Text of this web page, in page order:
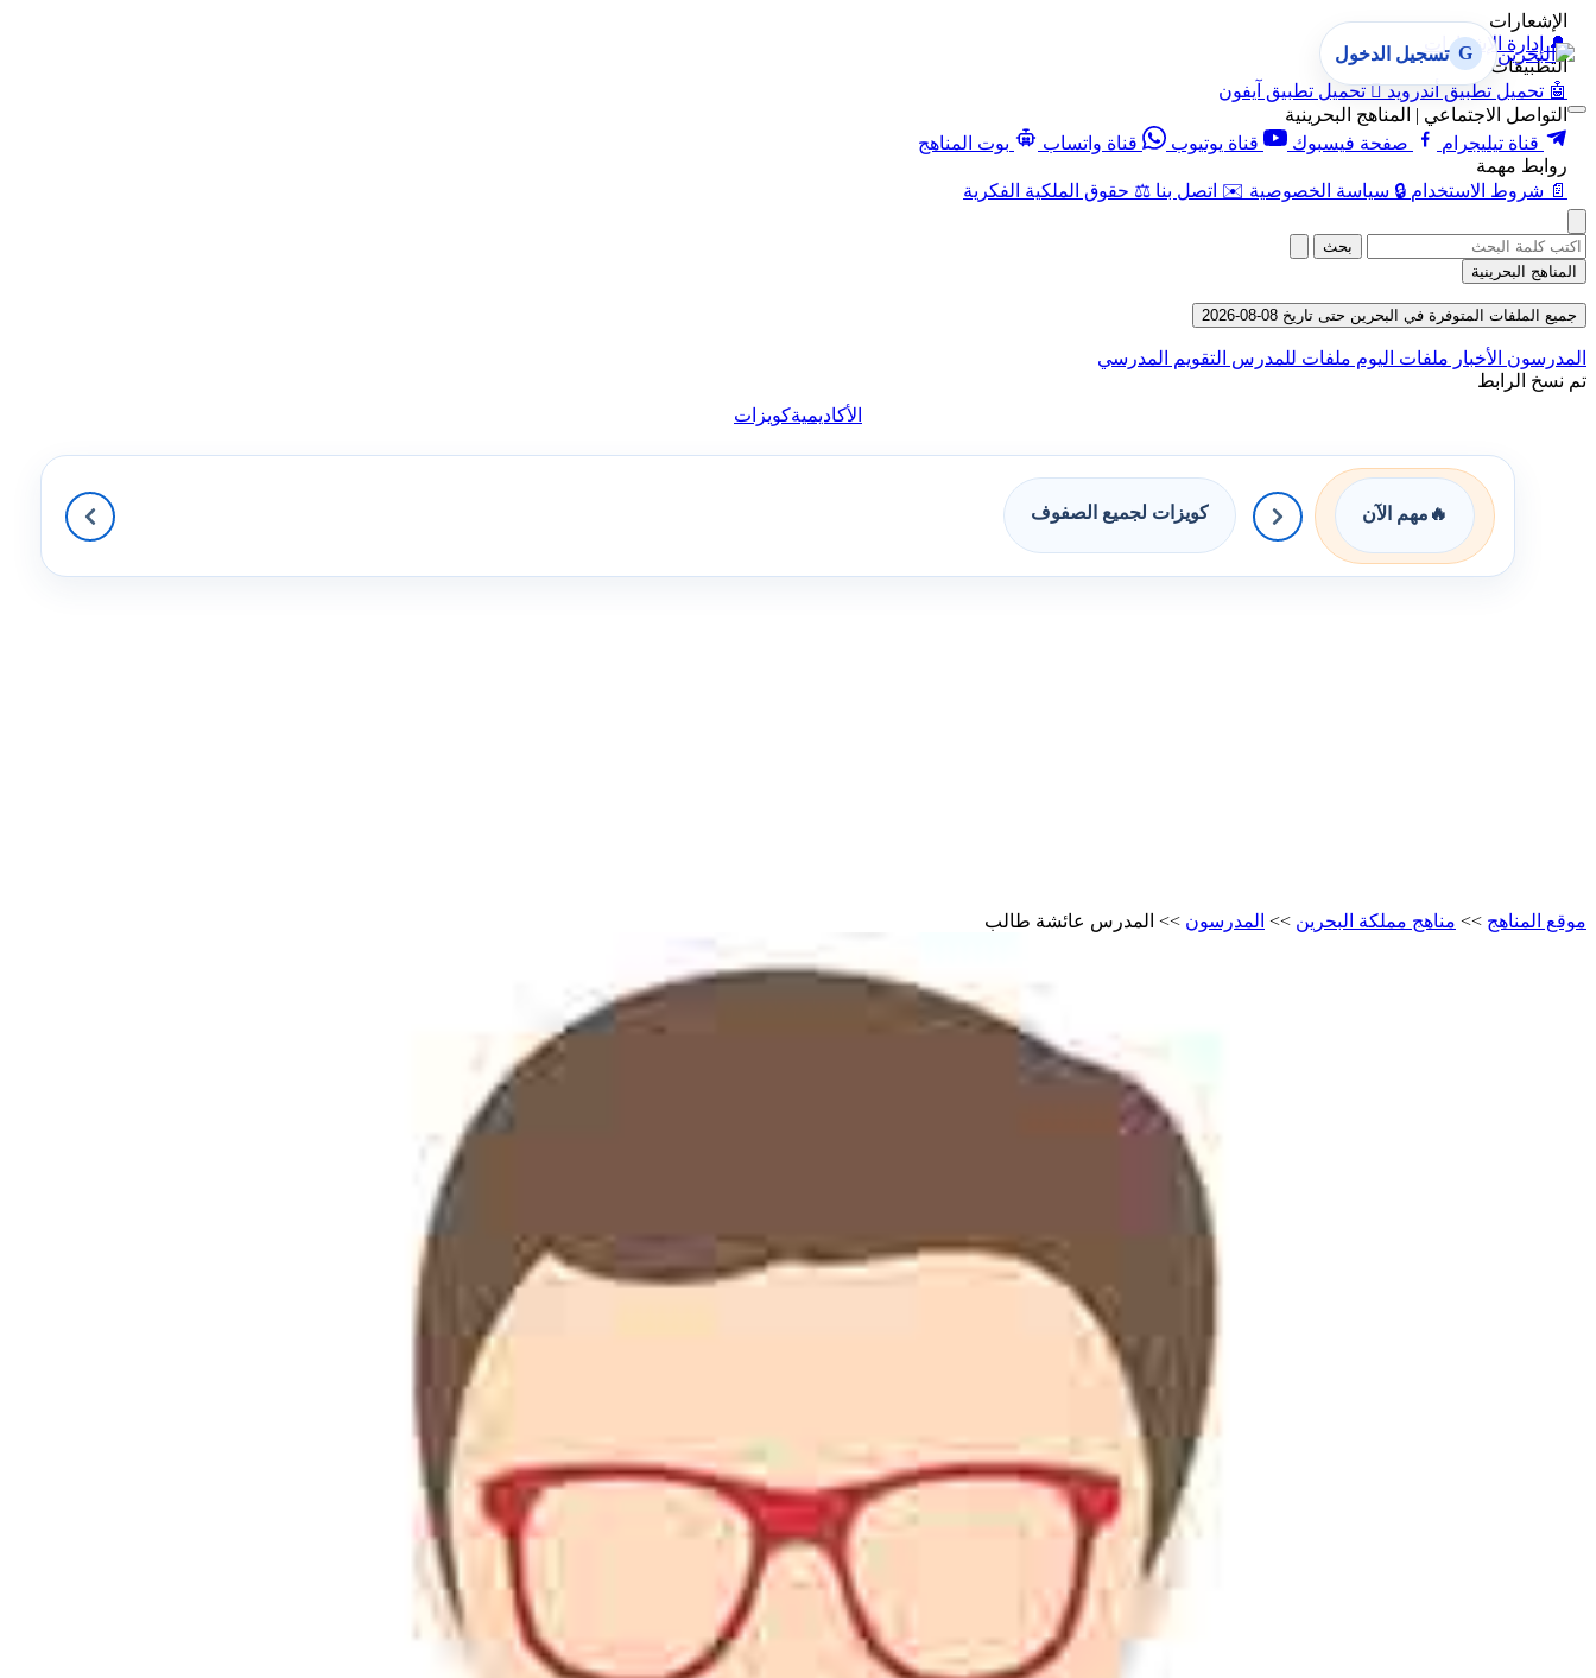
الإشعارات
🔔 إدارة الإشعارات
التطبيقات
🤖 تحميل تطبيق أندرويد  تحميل تطبيق آيفون
التواصل الاجتماعي | المناهج البحرينية
قناة تيليجرام
صفحة فيسبوك قناة يوتيوب قناة واتساب
بوت المناهج
روابط مهمة
📄 شروط الاستخدام 🔒 سياسة الخصوصية ✉️ اتصل بنا ⚖️ حقوق الملكية الفكرية
G تسجيل الدخول
بحث
المناهج البحرينية
جميع الملفات المتوفرة في البحرين حتى تاريخ 08-08-2026
المدرسون الأخبار ملفات اليوم ملفات للمدرس التقويم المدرسي
تم نسخ الرابط
الأكاديميةكويزات
🔥 مهم الآن كويزات لجميع الصفوف
موقع المناهج >> مناهج مملكة البحرين >> المدرسون >> المدرس عائشة طالب